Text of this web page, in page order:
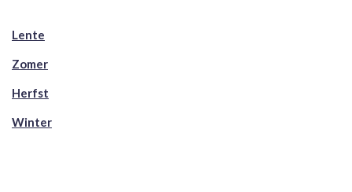
Lente
Zomer
Herfst
Winter